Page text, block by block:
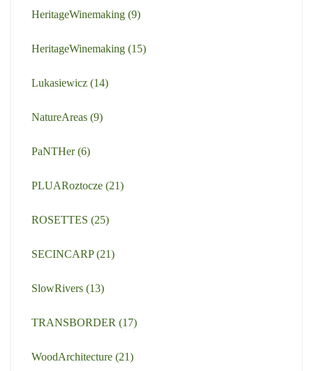
HeritageWinemaking (9)
HeritageWinemaking (15)
Lukasiewicz (14)
NatureAreas (9)
PaNTHer(6)
PLUARoztocze (21)
ROSETTES (25)
SECINCARP(21)
SlowRivers (13)
TRANSBORDER (17)
WoodArchitecture (21)